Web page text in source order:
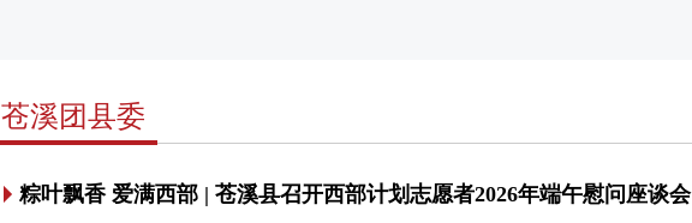
苍溪团县委
粽叶飘香 爱满西部 | 苍溪县召开西部计划志愿者2026年端午慰问座谈会